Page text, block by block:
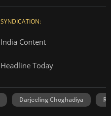
SYNDICATION:
India Content
Headline Today
Darjeeling Choghadiya